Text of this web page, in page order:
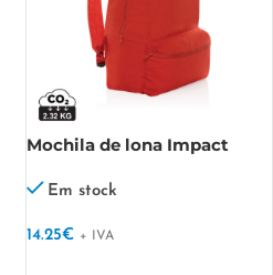
Mochila de lona Impact
Em stock
14.25€ + IVA